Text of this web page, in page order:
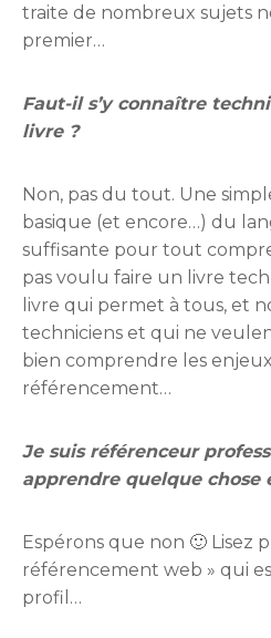
traite de nombreux sujets
premier…
Faut-il s’y connaître
livre ?
Non, pas du tout. Une
basique (et encore…) du
suffisante pour tout
pas voulu faire un livre
livre qui permet à tous, et
techniciens et qui ne
bien comprendre les
référencement…
Je suis référenceur
apprendre quelque chose
Espérons que non 🙂 Lisez
référencement web » qui
profil…